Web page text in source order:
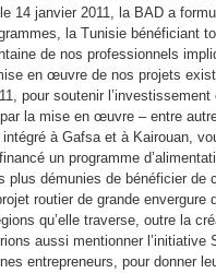
14 janvier 2011, la BAD a
la Tunisie bénéficiant
de nos professionnels
en œuvre de nos projets
pour soutenir
la mise en œuvre – entre
à Gafsa et à Kairouan,
un programme
plus démunies de bénéficier de
routier de grande
qu’elle traverse, outre la
aussi mentionner
entrepreneurs, pour donner